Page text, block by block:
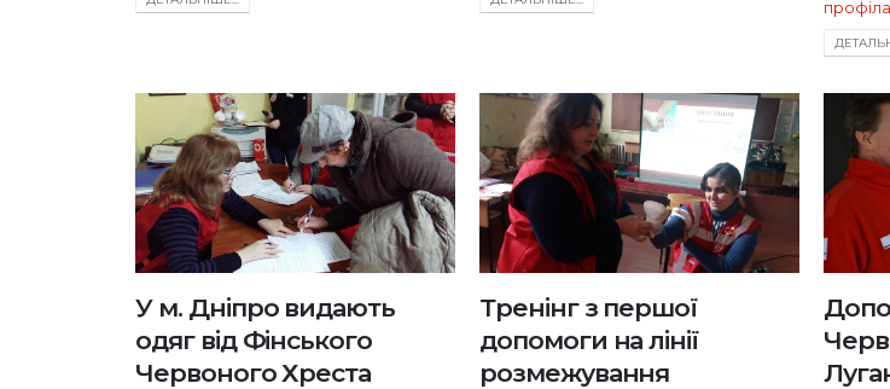
У м. Дніпро видають
одяг від Фінського
Червоного Хреста
Тренінг з першої
допомоги на лінії
розмежування